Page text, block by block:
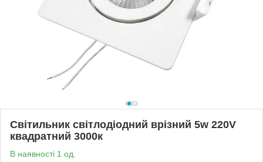
Світильник світлодіодний врізний 5w 220V
квадратний 3000к
В наявності 1 од.